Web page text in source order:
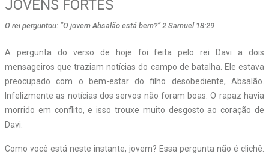
JOVENS FORTES
O rei perguntou: “O jovem Absalão está bem?” 2 Samuel 18:29
A pergunta do verso de hoje foi feita pelo rei Davi a dois
mensageiros que traziam notícias do campo de batalha. Ele estava
preocupado com o bem-estar do filho desobediente, Absalão.
Infelizmente as notícias dos servos não foram boas. O rapaz havia
morrido em conflito, e isso trouxe muito desgosto ao coração de
Davi.
Como você está neste instante, jovem? Essa pergunta não é clichê.